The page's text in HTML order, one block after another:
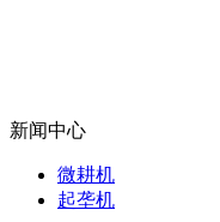
新闻中心
微耕机
起垄机